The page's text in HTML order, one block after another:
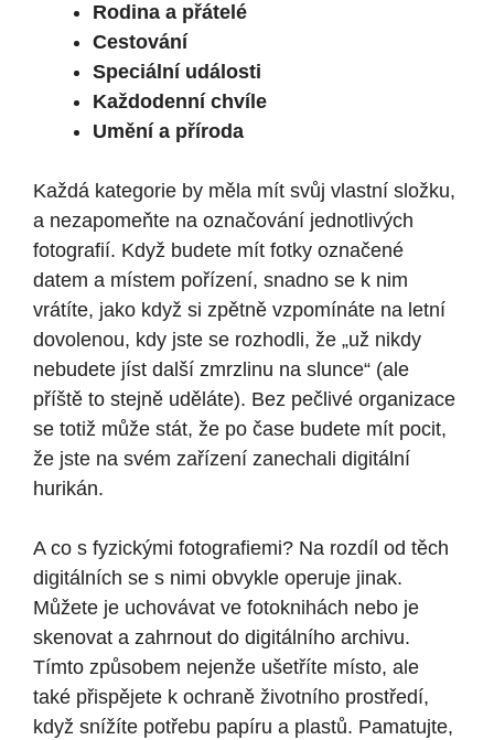
Rodina a přátelé
Cestování
Speciální události
Každodenní chvíle
Umění a příroda
Každá kategorie by měla mít svůj vlastní složku,
a nezapomeňte na označování jednotlivých
fotografií. Když budete mít fotky označené
datem a místem pořízení, snadno se k nim
vrátíte, jako když si zpětně vzpomínáte na letní
dovolenou, kdy jste se rozhodli, že „už nikdy
nebudete jíst další zmrzlinu na slunce“ (ale
příště to stejně uděláte). Bez pečlivé organizace
se totiž může stát, že po čase budete mít pocit,
že jste na svém zařízení zanechali digitální
hurikán.
A co s fyzickými fotografiemi? Na rozdíl od těch
digitálních se s nimi obvykle operuje jinak.
Můžete je uchovávat ve fotoknihách nebo je
skenovat a zahrnout do digitálního archivu.
Tímto způsobem nejenže ušetříte místo, ale
také přispějete k ochraně životního prostředí,
když snížíte potřebu papíru a plastů. Pamatujte,